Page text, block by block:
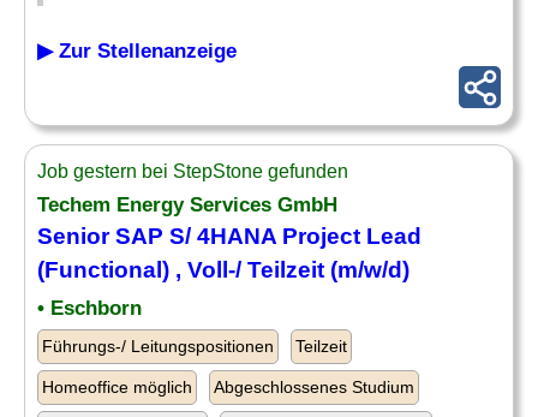
▶ Zur Stellenanzeige
Job gestern bei StepStone gefunden
Techem Energy Services GmbH
Senior SAP S/ 4HANA Project Lead
(Functional) , Voll-/ Teilzeit (m/w/d)
• Eschborn
Führungs-/ Leitungspositionen Teilzeit
Homeoffice möglich Abgeschlossenes Studium